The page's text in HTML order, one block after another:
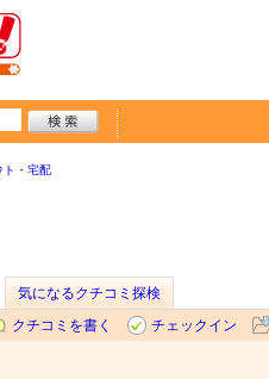
ト・宅配
気になるクチコミ探検
クチコミを書く
チェックイン